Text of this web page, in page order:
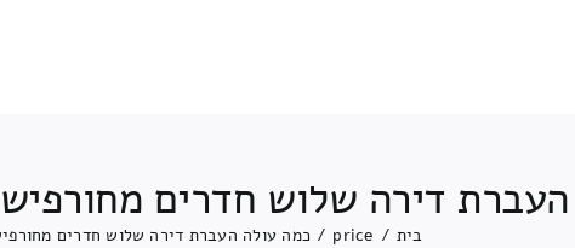
דירה שלוש חדרים
בית /
price
/ כמה עולה העברת דירה שלוש חדרים